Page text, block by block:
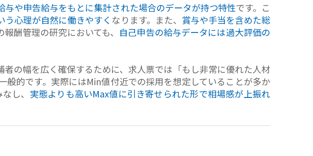
や申告給与をもとに集計された場合のデータが持つ特性です。こ
心理が自然に働きやすく なります。また、 賞与や手当を含めた総
酬管理の研究においても、
自己申告の給与データには過大評価の
者の幅を広く確保するために、求人票では「もし非常に優れた人材
的です。実際にはMin値付近での採用を想定していることが多か
し、 実態よりも高いMax値に引き寄せられた形で相場感が上振れ